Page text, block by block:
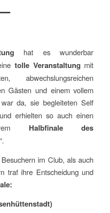
hat es wunderbar
tolle Veranstaltung mit
abwechslungsreichen
Gästen und einem vollem
da, sie begleiteten Self
erhielten so auch einen
Halbfinale des
.
im Club, als auch
traf ihre Entscheidung und